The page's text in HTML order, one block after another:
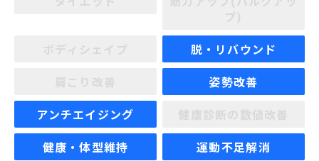
脱・リバウンド
姿勢改善
アンチエイジング
健康・体型維持
運動不足解消